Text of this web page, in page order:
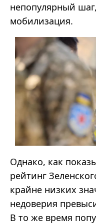
непопулярный
мобилизация.
Однако, как
рейтинг
крайне низких
недоверия
В то же время